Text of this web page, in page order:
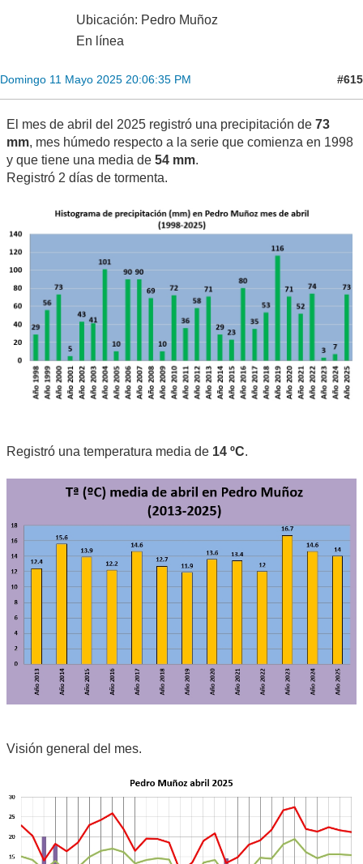
Ubicación: Pedro Muñoz
En línea
Domingo 11 Mayo 2025 20:06:35 PM #615
El mes de abril del 2025 registró una precipitación de 73
mm, mes húmedo respecto a la serie que comienza en 1998
y que tiene una media de 54 mm.
Registró 2 días de tormenta.
Registró una temperatura media de 14 ºC.
Visión general del mes.